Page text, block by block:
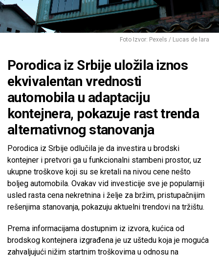
Foto Izvor: Pexels / Lucas de lara
Porodica iz Srbije uložila iznos
ekvivalentan vrednosti
automobila u adaptaciju
kontejnera, pokazuje rast trenda
alternativnog stanovanja
Porodica iz Srbije odlučila je da investira u brodski
kontejner i pretvori ga u funkcionalni stambeni prostor, uz
ukupne troškove koji su se kretali na nivou cene nešto
boljeg automobila. Ovakav vid investicije sve je popularniji
usled rasta cena nekretnina i želje za bržim, pristupačnijim
rešenjima stanovanja, pokazuju aktuelni trendovi na tržištu.
Prema informacijama dostupnim iz izvora, kućica od
brodskog kontejnera izgrađena je uz uštedu koja je moguća
zahvaljujući nižim startnim troškovima u odnosu na